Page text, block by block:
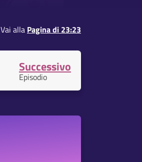
Vai alla Pagina di 23:23
Successivo
Episodio